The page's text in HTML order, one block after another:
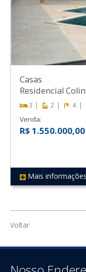
REF 160
Casas
Residencial
3 2 4
Venda:
R$ 1.550.000,00
Mais
Voltar